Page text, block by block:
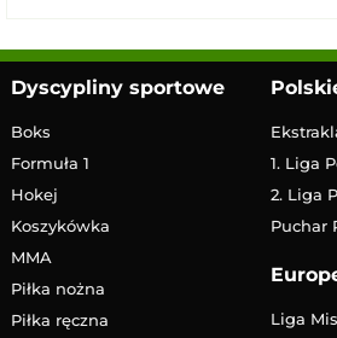
Dyscypliny sportowe
Boks
Formuła 1
Hokej
Koszykówka
MMA
Piłka nożna
Piłka ręczna
1. Liga
2. Liga
Puchar
Liga